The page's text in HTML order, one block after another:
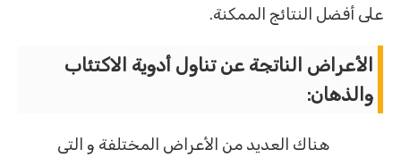
على أفضل النتائج الممكنة.
الأعراض الناتجة عن تناول أدوية الاكتئاب
والذهان:
هناك العديد من الأعراض المختلفة و التى